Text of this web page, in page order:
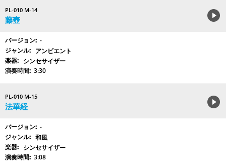
PL-010 M-14
藤壺
-
アンビエント
シンセサイザー
3:30
PL-010 M-15
法華経
-
和風
シンセサイザー
3:08